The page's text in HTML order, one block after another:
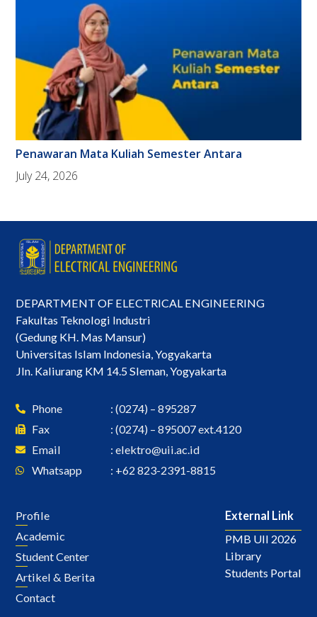
Penawaran Mata Kuliah Semester Antara
July 24, 2026
DEPARTMENT OF ELECTRICAL ENGINEERING
Fakultas Teknologi Industri
(Gedung KH. Mas Mansur)
Universitas Islam Indonesia, Yogyakarta
Jln. Kaliurang KM 14.5 Sleman, Yogyakarta
Phone
Fax
Email
Whatsapp
: (0274) – 895287
: (0274) – 895007 ext.4120
: elektro@uii.ac.id
: +62 823-2391-8815
Profile
Academic
Student Center
Artikel & Berita
Contact
External Link
PMB UII 2026
Library
Students Portal